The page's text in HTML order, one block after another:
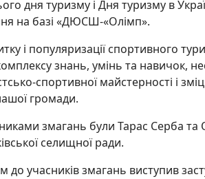
дня туризму і Дня туризму в
на базі «ДЮСШ-«Олімп».
і популяризації спортивного
знань, умінь та навичок,
спортивної майстерності і
громади.
змагань були Тарас Серба та
селищної ради.
до учасників змагань виступив